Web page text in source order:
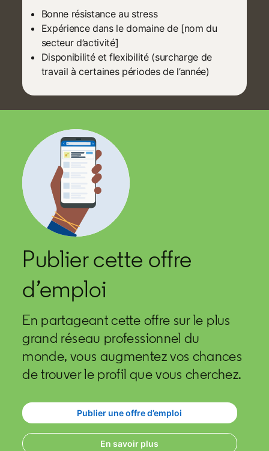
Bonne résistance au stress
Expérience dans le domaine de [nom du
secteur d’activité]
Disponibilité et flexibilité (surcharge de
travail à certaines périodes de l’année)
Publier cette offre
d’emploi
En partageant cette offre sur le plus
grand réseau professionnel du
monde, vous augmentez vos chances
de trouver le profil que vous cherchez.
Publier une offre d’emploi
opens in a new tab
En savoir plus